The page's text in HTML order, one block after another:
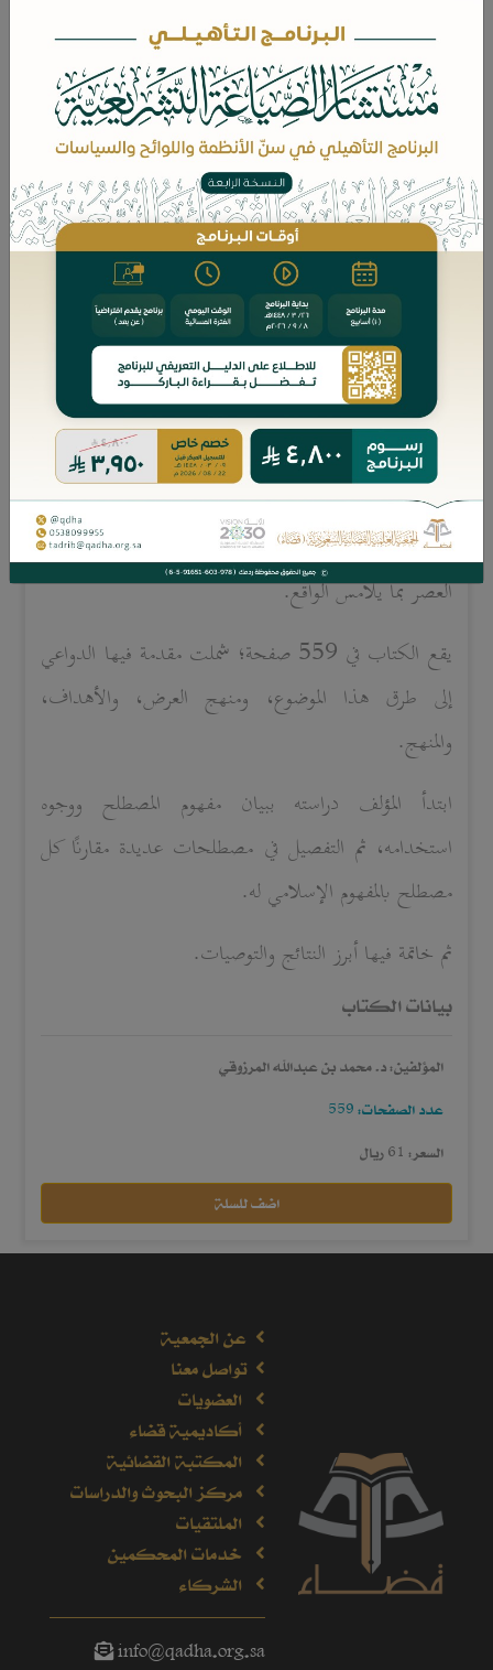
- مع ظهور الدولة الحديثة ظهرت مصطلحات دستورية
ذات دلالات ومفاهيم عميقة في كثير منها، احتيج إلى
توضيح مضامينها وإزالة القصور الذي قد يصاحب فهمها؛
لهذه الأسباب -وغيرها- جاء هذا الكتاب القيم.
أراد المؤلف أن يكون كتابه هذا مخرجًا لما يعيشه الفكر
السياسي الإسلامي من دوامة الحيرة بين الجمود على
المصطلح الموروث، والتحرر من قيود الموروث باستنساخ
مصطلحات حديثة مع خلخلة القيم والمفاهيم الإسلامية.
وأكد المؤلف أن كتابه ليس هدفه المقارنة بين الشريعة
الإسلامية وأي ثقافة أخرى، بل الهدف عرض مدلولات
تلك المصطلحات ومضامينها وتمكين الراغب في المعرفة من
الإحاطة بها، مع الاقتراب في الخطاب الشرعي من لغة
العصر بما يلامس الواقع.
يقع الكتاب في 559 صفحة؛ شملت مقدمة فيها الدواعي
إلى طرق هذا الموضوع، ومنهج العرض، والأهداف،
والمنهج.
ابتدأ المؤلف دراسته ببيان مفهوم المصطلح ووجوه
استخدامه، ثم التفصيل في مصطلحات عديدة مقارنًا كل
مصطلح بالمفهوم الإسلامي له.
ثم خاتمة فيها أبرز النتائج والتوصيات.
بيانات الكتاب
المؤلفين: د. محمد بن عبدالله المرزوقي
عدد الصفحات: 559
السعر: 61 ريال
اضف للسلة
عن الجمعية
تواصل معنا
العضويات
أكاديمية قضاء
المكتبة القضائية
مركز البحوث والدراسات
الملتقيات
خدمات المحكمين
الشركاء
info@qadha.org.sa